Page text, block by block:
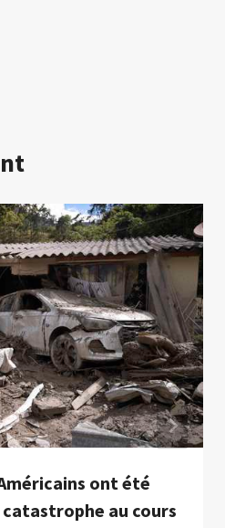
ont été
au cours